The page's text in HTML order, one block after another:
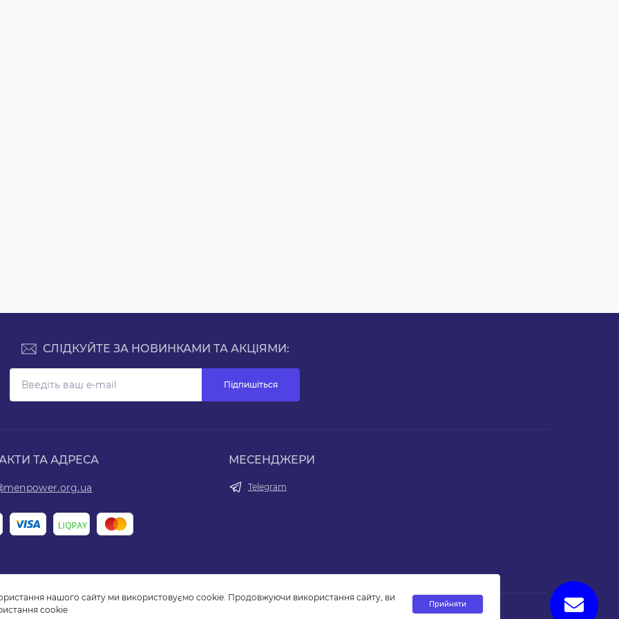
СЛІДКУЙТЕ ЗА НОВИНКАМИ ТА АКЦІЯМИ:
Підпишіться
ТА АДРЕСА МЕСЕНДЖЕРИ
Telegram
нашого сайту ми використовуємо cookie. Продовжуючи використання сайту, ви
cookie
Прийняти